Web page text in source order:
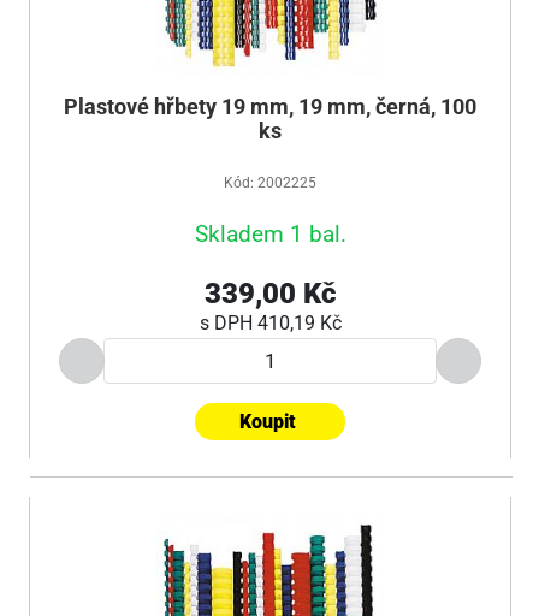
Plastové hřbety 19 mm, 19 mm, černá, 100
ks
Kód: 2002225
Skladem 1 bal.
339,00 Kč
s DPH 410,19 Kč
Koupit